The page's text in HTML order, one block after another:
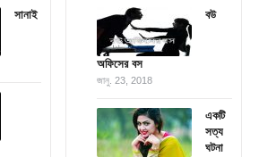
সানাই বউ
অফিসের বস
জানু. 23, 2018
একটি
সত্য
ঘটনা